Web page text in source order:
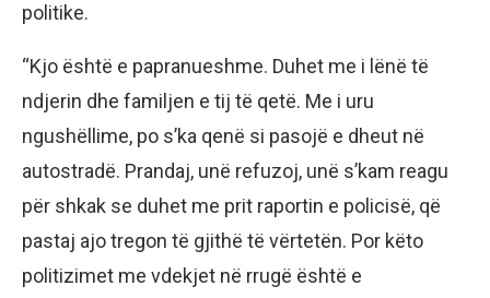
politike.
“Kjo është e papranueshme. Duhet me i lënë të
ndjerin dhe familjen e tij të qetë. Me i uru
ngushëllime, po s’ka qenë si pasojë e dheut në
autostradë. Prandaj, unë refuzoj, unë s’kam reagu
për shkak se duhet me prit raportin e policisë, që
pastaj ajo tregon të gjithë të vërtetën. Por këto
politizimet me vdekjet në rrugë është e